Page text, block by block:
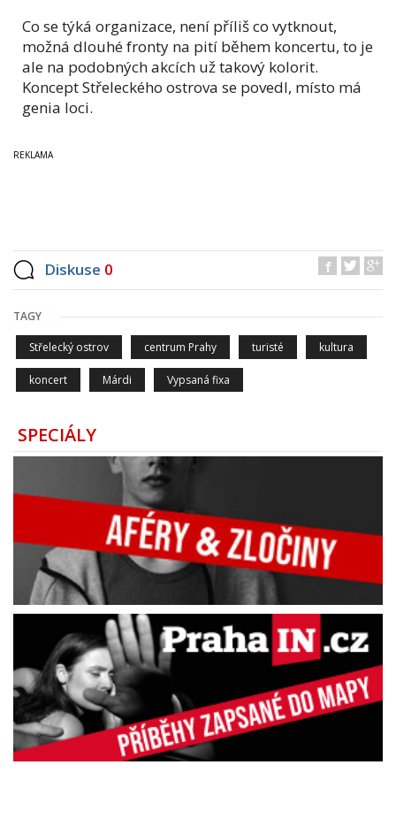
Co se týká organizace, není příliš co vytknout,
možná dlouhé fronty na pití během koncertu, to je
ale na podobných akcích už takový kolorit.
Koncept Střeleckého ostrova se povedl, místo má
genia loci.
Diskuse 0
TAGY
Střelecký ostrov centrum Prahy turisté kultura
koncert Márdi Vypsaná fixa
SPECIÁLY